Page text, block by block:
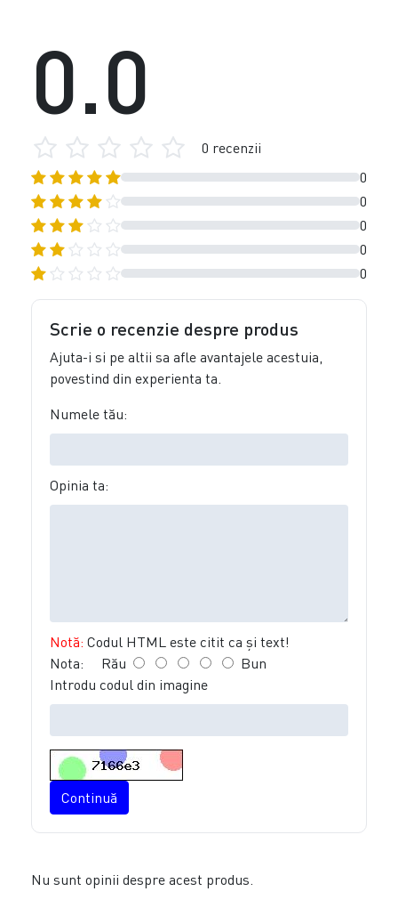
0
0
0
0
0
0.0
0 recenzii
Scrie o recenzie despre produs
Ajuta-i si pe altii sa afle avantajele acestuia,
povestind din experienta ta.
Numele tău:
Opinia ta:
Notă: Codul HTML este citit ca şi text!
Nota: Rău
Bun
Introdu codul din imagine
Continuă
Nu sunt opinii despre acest produs.